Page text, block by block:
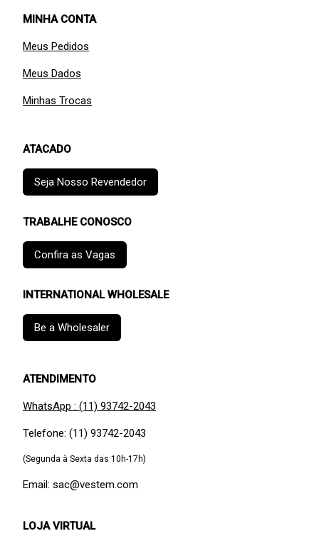
MINHA CONTA
Meus Pedidos
Meus Dados
Minhas Trocas
ATACADO
Seja Nosso Revendedor
TRABALHE CONOSCO
Confira as Vagas
INTERNATIONAL WHOLESALE
Be a Wholesaler
ATENDIMENTO
WhatsApp : (11) 93742-2043
Telefone: (11) 93742-2043
(Segunda à Sexta das 10h-17h)
Email: sac@vestem.com
LOJA VIRTUAL